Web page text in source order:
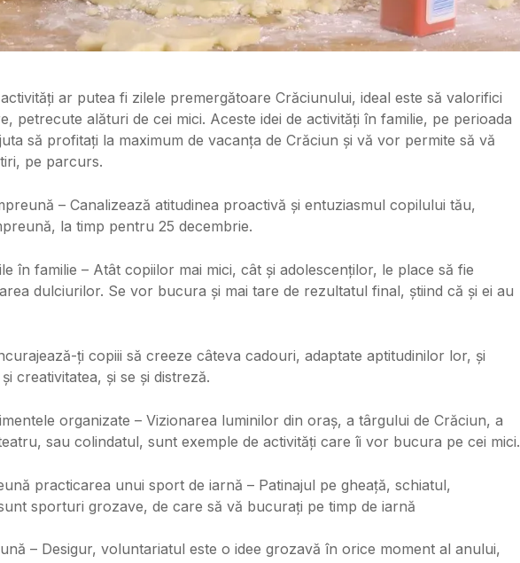
ar putea fi zilele premergătoare Crăciunului, ideal este să valorifici
petrecute alături de cei mici. Aceste idei de activități în familie, pe perioada
să profitați la maximum de vacanța de Crăciun și vă vor permite să vă
pe parcurs.
– Canalizează atitudinea proactivă și entuziasmul copilului tău,
la timp pentru 25 decembrie.
în familie – Atât copiilor mai mici, cât și adolescenților, le place să fie
dulciurilor. Se vor bucura și mai tare de rezultatul final, știind că și ei au
ți copiii să creeze câteva cadouri, adaptate aptitudinilor lor, și
creativitatea, și se și distreză.
organizate – Vizionarea luminilor din oraș, a târgului de Crăciun, a
sau colindatul, sunt exemple de activități care îi vor bucura pe cei mici.
practicarea unui sport de iarnă – Patinajul pe gheață, schiatul,
sporturi grozave, de care să vă bucurați pe timp de iarnă
– Desigur, voluntariatul este o idee grozavă în orice moment al anului,